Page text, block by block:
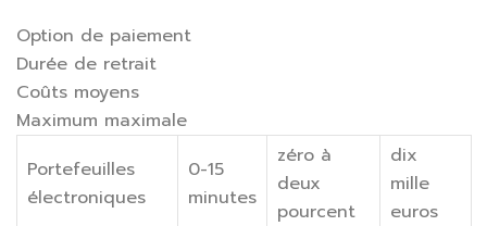
Option de paiement
Durée de retrait
Coûts moyens
Maximum maximale
Portefeuilles
électroniques
0-15
minutes
zéro à
deux
pourcent
dix
mille
euros